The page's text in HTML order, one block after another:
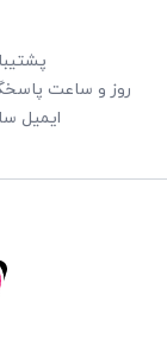
روز و ساعت پاسخگویی:
ایمیل